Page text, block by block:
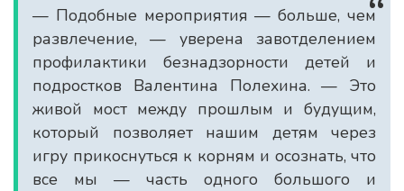
— Подобные мероприятия — больше, чем
развлечение, — уверена завотделением
профилактики безнадзорности детей и
подростков Валентина Полехина. — Это
живой мост между прошлым и будущим,
который позволяет нашим детям через
игру прикоснуться к корням и осознать, что
все мы — часть одного большого и